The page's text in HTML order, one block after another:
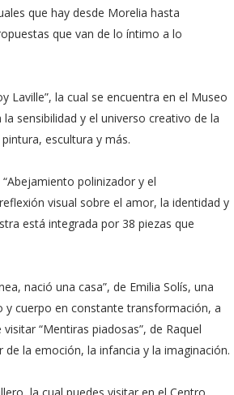
que hay desde Morelia hasta
que van de lo íntimo a lo
Laville”, la cual se encuentra en el Museo
sensibilidad y el universo creativo de la
escultura y más.
polinizador y el
visual sobre el amor, la identidad y
está integrada por 38 piezas que
nació una casa”, de Emilia Solís, una
cuerpo en constante transformación, a
“Mentiras piadosas”, de Raquel
la emoción, la infancia y la imaginación.